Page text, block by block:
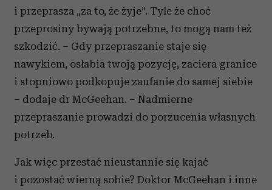
i przeprasza „za to, że żyje”. Tyle że choć
przeprosiny bywają potrzebne, to mogą nam też
szkodzić. – Gdy przepraszanie staje się
nawykiem, osłabia twoją pozycję, zaciera granice
i stopniowo podkopuje zaufanie do samej siebie
– dodaje dr McGeehan. – Nadmierne
przepraszanie prowadzi do porzucenia własnych
potrzeb.
Jak więc przestać nieustannie się kajać
i pozostać wierną sobie? Doktor McGeehan i inne